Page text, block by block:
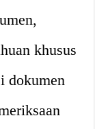
khusus
dokumen